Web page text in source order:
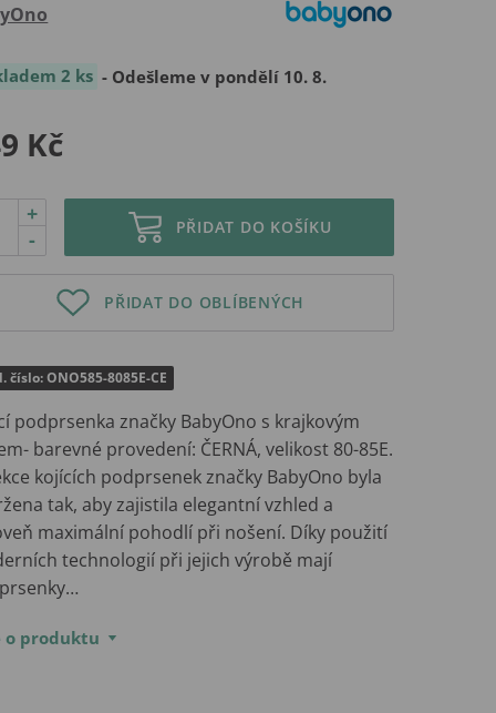
2 ks - Odešleme v pondělí 10. 8.
Kč
-
+
PŘIDAT DO KOŠÍKU
PŘIDAT DO OBLÍBENÝCH
číslo: ONO585-8085E-CE
podprsenka značky BabyOno s krajkovým
barevné provedení: ČERNÁ, velikost 80-85E.
kojících podprsenek značky BabyOno byla
tak, aby zajistila elegantní vzhled a
maximální pohodlí při nošení. Díky použití
technologií při jejich výrobě mají
o produktu